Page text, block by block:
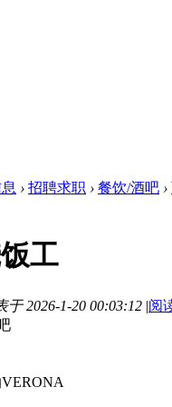
› 招聘求职 › 餐饮/酒吧 ›
工
于 2026-1-20 00:03:12 |阅